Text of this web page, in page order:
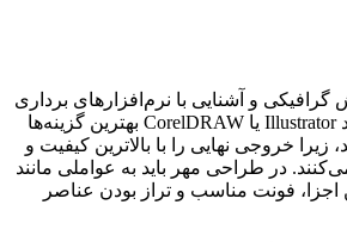
گرافیکی و آشنایی با نرم‌افزارهای برداری
Illustrator یا
بهترین گزینه‌ها
خروجی نهایی را با بالاترین کیفیت و
در طراحی مهر باید به عواملی مانند
اجزا، فونت مناسب و تراز بودن عناصر